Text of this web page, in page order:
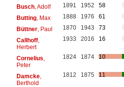
Busch, Adolf 1891 1952
58
Butting, Max 1888 1976
61
Büttner, Paul 1870 1943
73
Callhoff,
Herbert
1933 2016 16
Cornelius,
Peter
1824 1874 10
Damcke,
Berthold
1812 1875 11